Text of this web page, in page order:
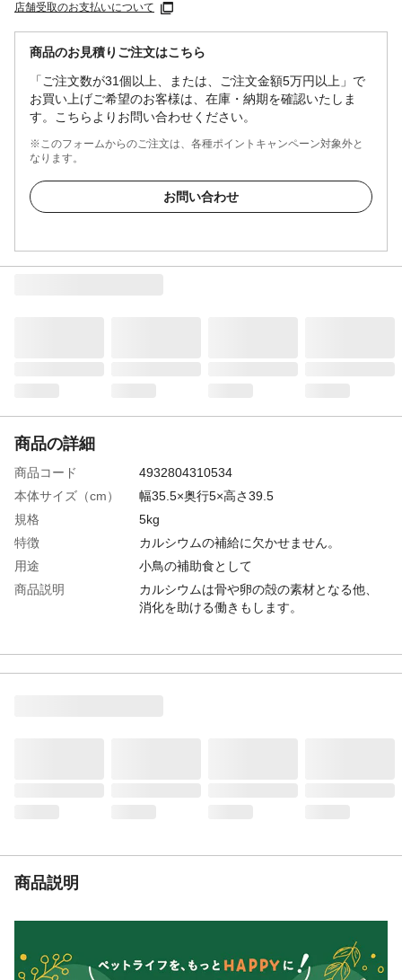
店舗受取のお支払いについて
商品のお見積りご注文はこちら
「ご注文数が31個以上、または、ご注文金額5万円以上」で
お買い上げご希望のお客様は、在庫・納期を確認いたしま
す。こちらよりお問い合わせください。
※このフォームからのご注文は、各種ポイントキャンペーン対象外と
なります。
お問い合わせ
商品の詳細
商品コード
4932804310534
本体サイズ（cm）
幅35.5×奥行5×高さ39.5
規格
5kg
特徴
カルシウムの補給に欠かせません。
用途
小鳥の補助食として
商品説明
カルシウムは骨や卵の殻の素材となる他、
消化を助ける働きもします。
商品仕様
小鳥用補助食です。
原材料
ボレー粉
れて与えてください。
使用上の注意
生産国
日本
対象動物
小鳥全般
商品説明